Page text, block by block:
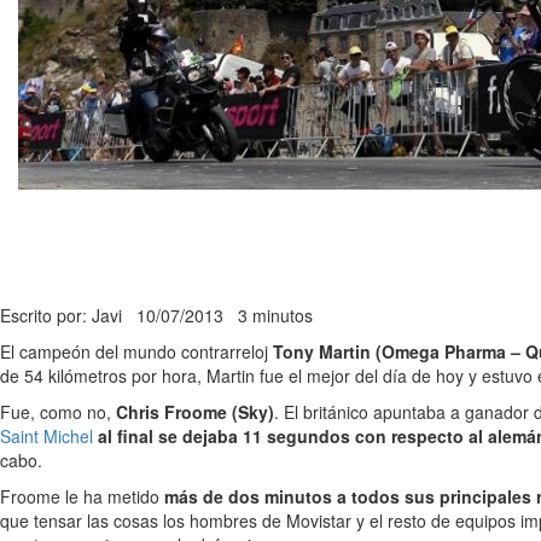
Escrito por: Javi 10/07/2013 3 minutos
El campeón del mundo contrarreloj Tony Martin (Omega Pharma –
de 54 kilómetros por hora, Martin fue el mejor del día de hoy y
Fue, como no, Chris Froome (Sky). El británico apuntaba a
Saint Michel al final se dejaba 11 segundos con respecto al
cabo.
Froome le ha metido más de dos minutos a todos sus principales
que tensar las cosas los hombres de Movistar y el resto de equipos